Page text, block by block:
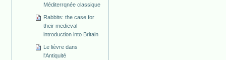
Méditerrqnée classique
Rabbits: the case for
their medieval
introduction into Britain
Le lièvre dans
l'Antiquité